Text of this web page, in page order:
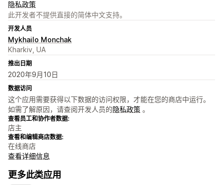
隐私政策
此开发者不提供直接的简体中文支持。
开发人员
Mykhailo Monchak
Kharkiv, UA
推出日期
2020年9月10日
数据访问
这个应用需要获得以下数据的访问权限，才能在您的商店中运行。
如需了解原因，请查阅开发人员的隐私政策 。
查看员工和协作者数据:
店主
查看和编辑商店数据:
在线商店
查看详细信息
更多此类应用